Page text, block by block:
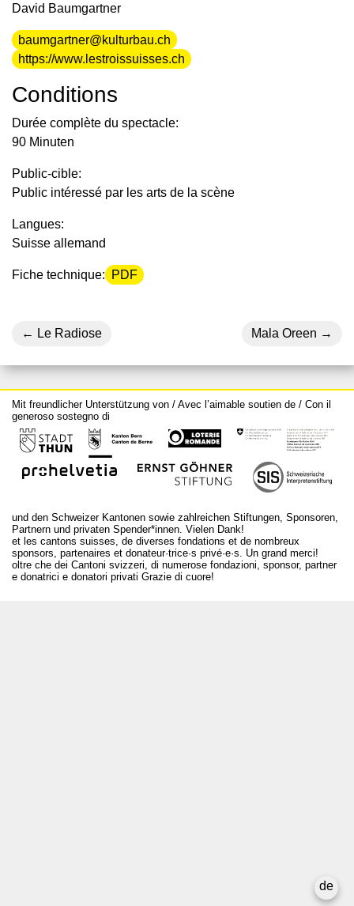
de
David Baumgartner
baumgartner@kulturbau.ch
https://www.lestroissuisses.ch
Conditions
Durée complète du spectacle:
90 Minuten
Public-cible:
Public intéressé par les arts de la scène
Langues:
Suisse allemand
Fiche technique: PDF
Le Radiose Mala Oreen
Mit freundlicher Unterstützung von / Avec l’aimable soutien de / Con il
generoso sostegno di
und den Schweizer Kantonen sowie zahlreichen Stiftungen, Sponsoren,
Partnern und privaten Spender*innen. Vielen Dank!
et les cantons suisses, de diverses fondations et de nombreux
sponsors, partenaires et donateur·trice·s privé·e·s. Un grand merci!
oltre che dei Cantoni svizzeri, di numerose fondazioni, sponsor, partner
e donatrici e donatori privati Grazie di cuore!